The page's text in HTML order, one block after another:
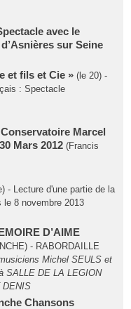
avec le
sur Seine
et fils et Cie » (le 20) -
: Spectacle
Marcel
Mars 2012(Francis
- Lecture d'une partie de la
8 novembre 2013
D’AIME
- RABORDAILLE
Michel SEULS et
SALLE DE LA LEGION
DENIS
Chansons